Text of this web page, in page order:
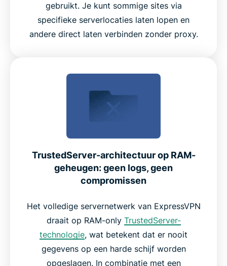
gebruikt. Je kunt sommige sites via
specifieke serverlocaties laten lopen en
andere direct laten verbinden zonder proxy.
TrustedServer-architectuur op RAM-
geheugen: geen logs, geen
compromissen
Het volledige servernetwerk van ExpressVPN
draait op RAM-only TrustedServer-
technologie, wat betekent dat er nooit
gegevens op een harde schijf worden
opgeslagen. In combinatie met een